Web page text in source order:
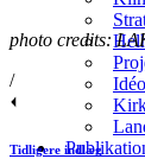
photo credits:
/
Tidligere indlæg